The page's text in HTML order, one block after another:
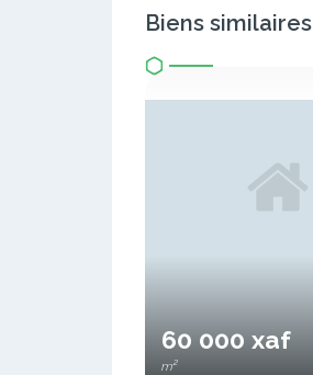
Biens similaires
60 000 xaf
m²